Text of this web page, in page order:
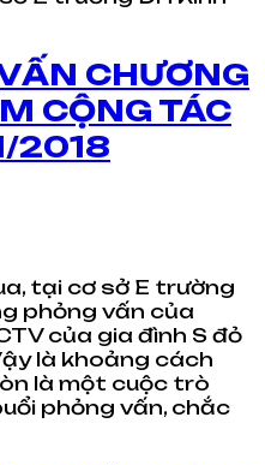
CHƯƠNG
CỘNG TÁC
2018
tại cơ sở E trường
phỏng vấn của
của gia đình S đỏ
là khoảng cách
là một cuộc trò
phỏng vấn, chắc